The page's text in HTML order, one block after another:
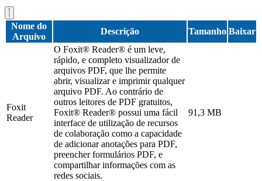
Nome do
Arquivo
Descrição Tamanho Baixar
Foxit
Reader
O Foxit® Reader® é um leve,
rápido, e completo visualizador de
arquivos PDF, que lhe permite
abrir, visualizar e imprimir qualquer
arquivo PDF. Ao contrário de
outros leitores de PDF gratuitos,
Foxit® Reader® possui uma fácil
interface de utilização de recursos
de colaboração como a capacidade
de adicionar anotações para PDF,
preencher formulários PDF, e
compartilhar informações com as
redes sociais.
91,3 MB